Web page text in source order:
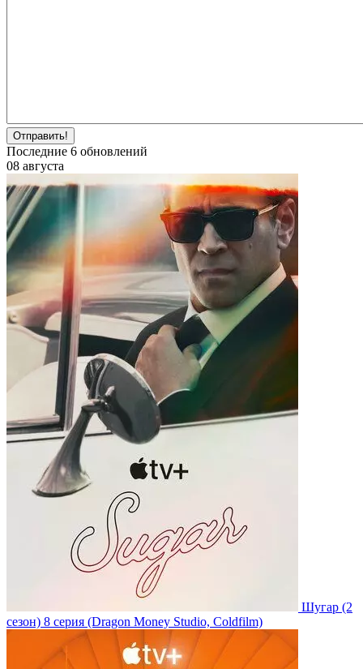
Отправить!
Последние 6 обновлений
08 августа
Шугар (2
сезон) 8 серия (Dragon Money Studio, Coldfilm)